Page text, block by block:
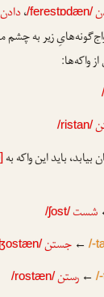
/ferestɒdæn/،دادن
زیر به چشم
واکه‌ها:
/ristan/
بیابد، باید این واکه به
شست /ʃost/
/-
←جستن
←رستن/rostæn/